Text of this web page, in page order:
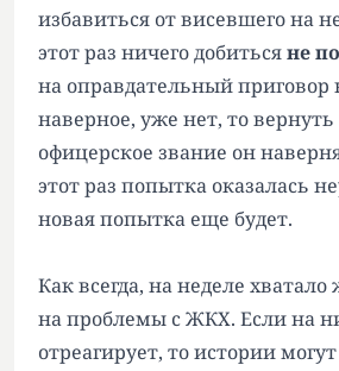
избавиться от висевшего на
этот раз ничего добитьсяне
на оправдательный приговор
наверное, уже нет, то вернуть
офицерское звание он
этот раз попытка оказалась
новая попытка еще будет.
Как всегда, на неделе
на проблемы с ЖКХ. Если на
отреагирует, то истории